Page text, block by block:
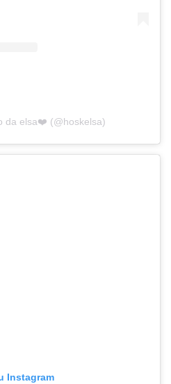
da elsa❤️ (@hoskelsa)
Instagram